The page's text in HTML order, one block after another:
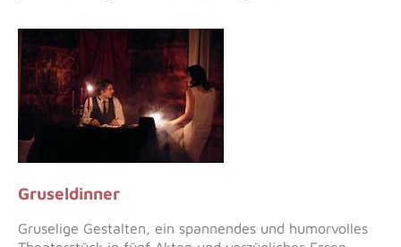
Gruseldinner
Gruselige Gestalten, ein spannendes und humorvolles